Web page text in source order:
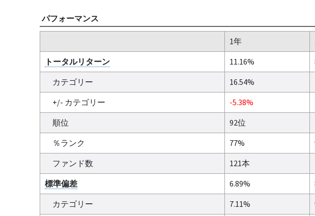
パフォーマンス
1年
トータルリターン
11.16%
カテゴリー
16.54%
+/- カテゴリー
-5.38%
順位
92位
％ランク
77%
ファンド数
121本
標準偏差
6.89%
カテゴリー
7.11%